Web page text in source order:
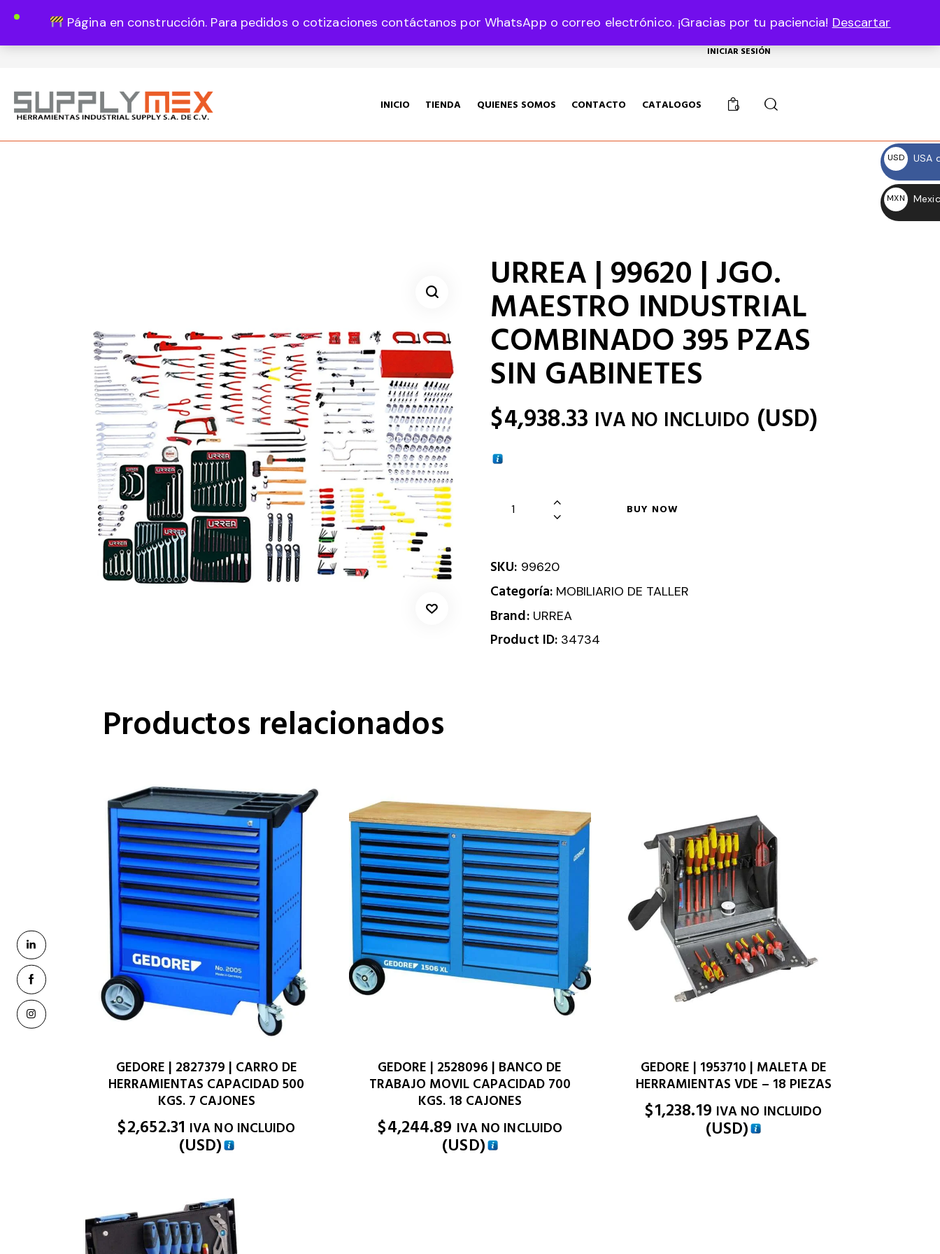
Página en construcción. Para pedidos o cotizaciones contáctanos por WhatsApp o correo electrónico. ¡Gracias por tu paciencia! Descartar
USD, $
INICIAR SESIÓN
INICIO TIENDA QUIENES SOMOS CONTACTO CATALOGOS 0
URREA | 99620 | JGO.
MAESTRO INDUSTRIAL
COMBINADO 395 PZAS
SIN GABINETES
$4,938.33 IVA NO INCLUIDO (USD)
BUY NOW
SKU: 99620
Categoría: MOBILIARIO DE TALLER
Brand: URREA
Product ID: 34734
Productos relacionados
GEDORE | 2827379 | CARRO DE
HERRAMIENTAS CAPACIDAD 500
KGS. 7 CAJONES
$2,652.31 IVA NO INCLUIDO
(USD)
GEDORE | 2528096 | BANCO DE
TRABAJO MOVIL CAPACIDAD 700
KGS. 18 CAJONES
$4,244.89 IVA NO INCLUIDO
(USD)
GEDORE | 1953710 | MALETA DE
HERRAMIENTAS VDE – 18 PIEZAS
$1,238.19 IVA NO INCLUIDO
(USD)
USD
USA
MXN